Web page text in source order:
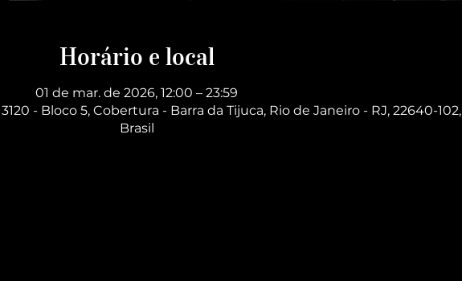
Horário e local
01 de mar. de 2026, 12:00 – 23:59
- Bloco 5, Cobertura - Barra da Tijuca, Rio de Janeiro - RJ, 22640-102,
Brasil